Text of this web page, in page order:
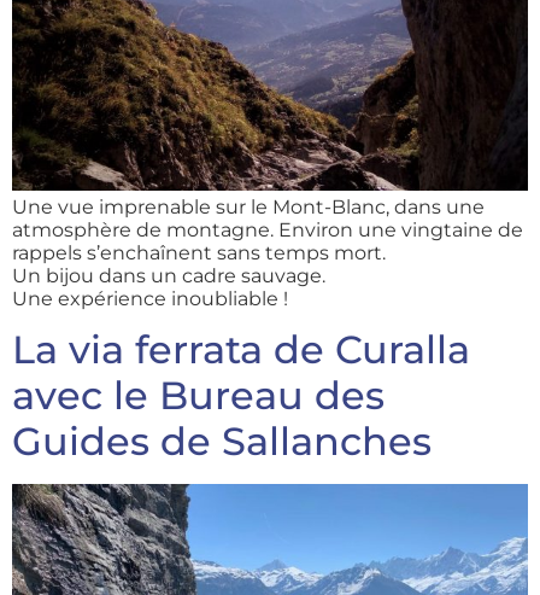
Une vue imprenable sur le Mont-Blanc, dans une
atmosphère de montagne. Environ une vingtaine de
rappels s’enchaînent sans temps mort.
Un bijou dans un cadre sauvage.
Une expérience inoubliable !
La via ferrata de Curalla
avec le Bureau des
Guides de Sallanches